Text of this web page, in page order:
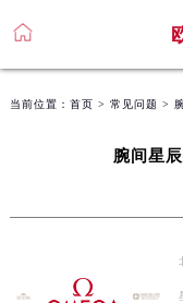
当前位置： 首页 > 常见问题 >
腕间星